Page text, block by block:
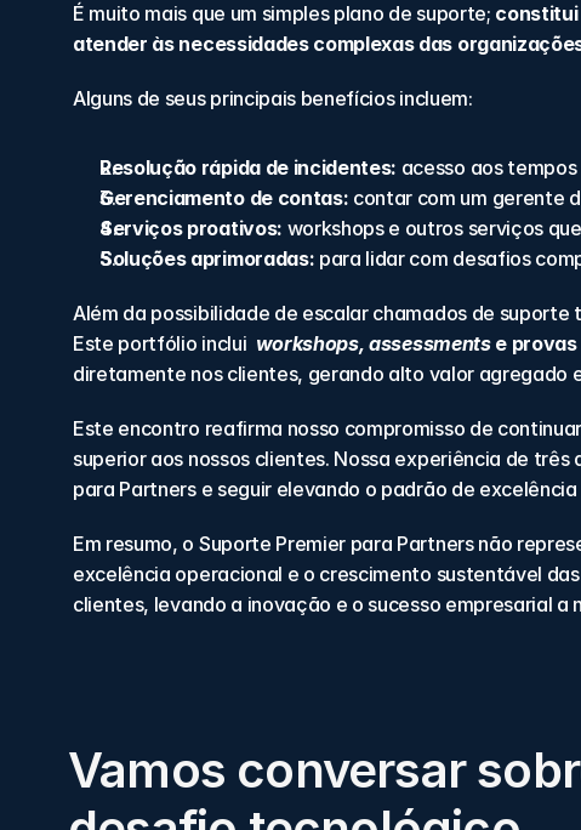
É muito mais que um simples plano de suporte; constitui
atender às necessidades complexas das
Alguns de seus principais benefícios incluem:
Resolução rápida de incidentes: acesso aos
Gerenciamento de contas: contar com um gerente
Serviços proativos: workshops e outros serviços
Soluções aprimoradas: para lidar com desafios
Além da possibilidade de escalar chamados de suporte
Este portfólio inclui workshops, assessments e provas
diretamente nos clientes, gerando alto valor agregado
Este encontro reafirma nosso compromisso de
superior aos nossos clientes. Nossa experiência de
para Partners e seguir elevando o padrão de
Em resumo, o Suporte Premier para Partners não
excelência operacional e o crescimento sustentável
clientes, levando a inovação e o sucesso empresarial a
Vamos conversar